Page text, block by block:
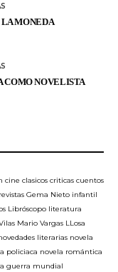
MONEDA
COMO NOVELISTA
cine clasicos criticas cuentos
Gema Nieto infantil
Libróscopo literatura
Mario Vargas LLosa
literarias novela
policiaca novela romántica
guerra mundial